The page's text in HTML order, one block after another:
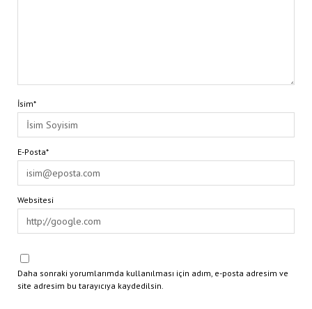
İsim*
E-Posta*
Websitesi
Daha sonraki yorumlarımda kullanılması için adım, e-posta adresim ve
site adresim bu tarayıcıya kaydedilsin.